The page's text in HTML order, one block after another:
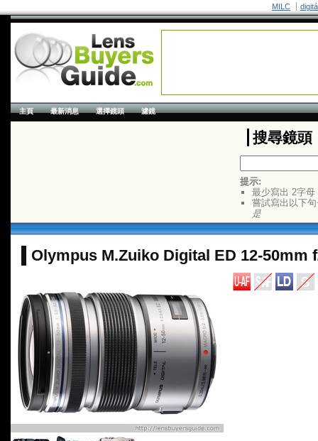
MILC
主頁 最新消息 選擇鏡頭 濾鏡
搜尋鏡頭
提示:
最少寫出 2字母
嘗試寫出以下
是
Olympus M.Zuiko Digital ED 12-50mm